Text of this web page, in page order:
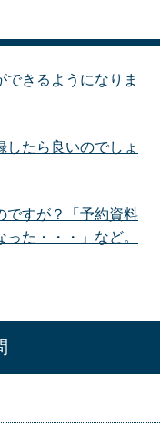
できるようになりま
したら良いのでしょ
ですが？「予約資料
た・・・」など。